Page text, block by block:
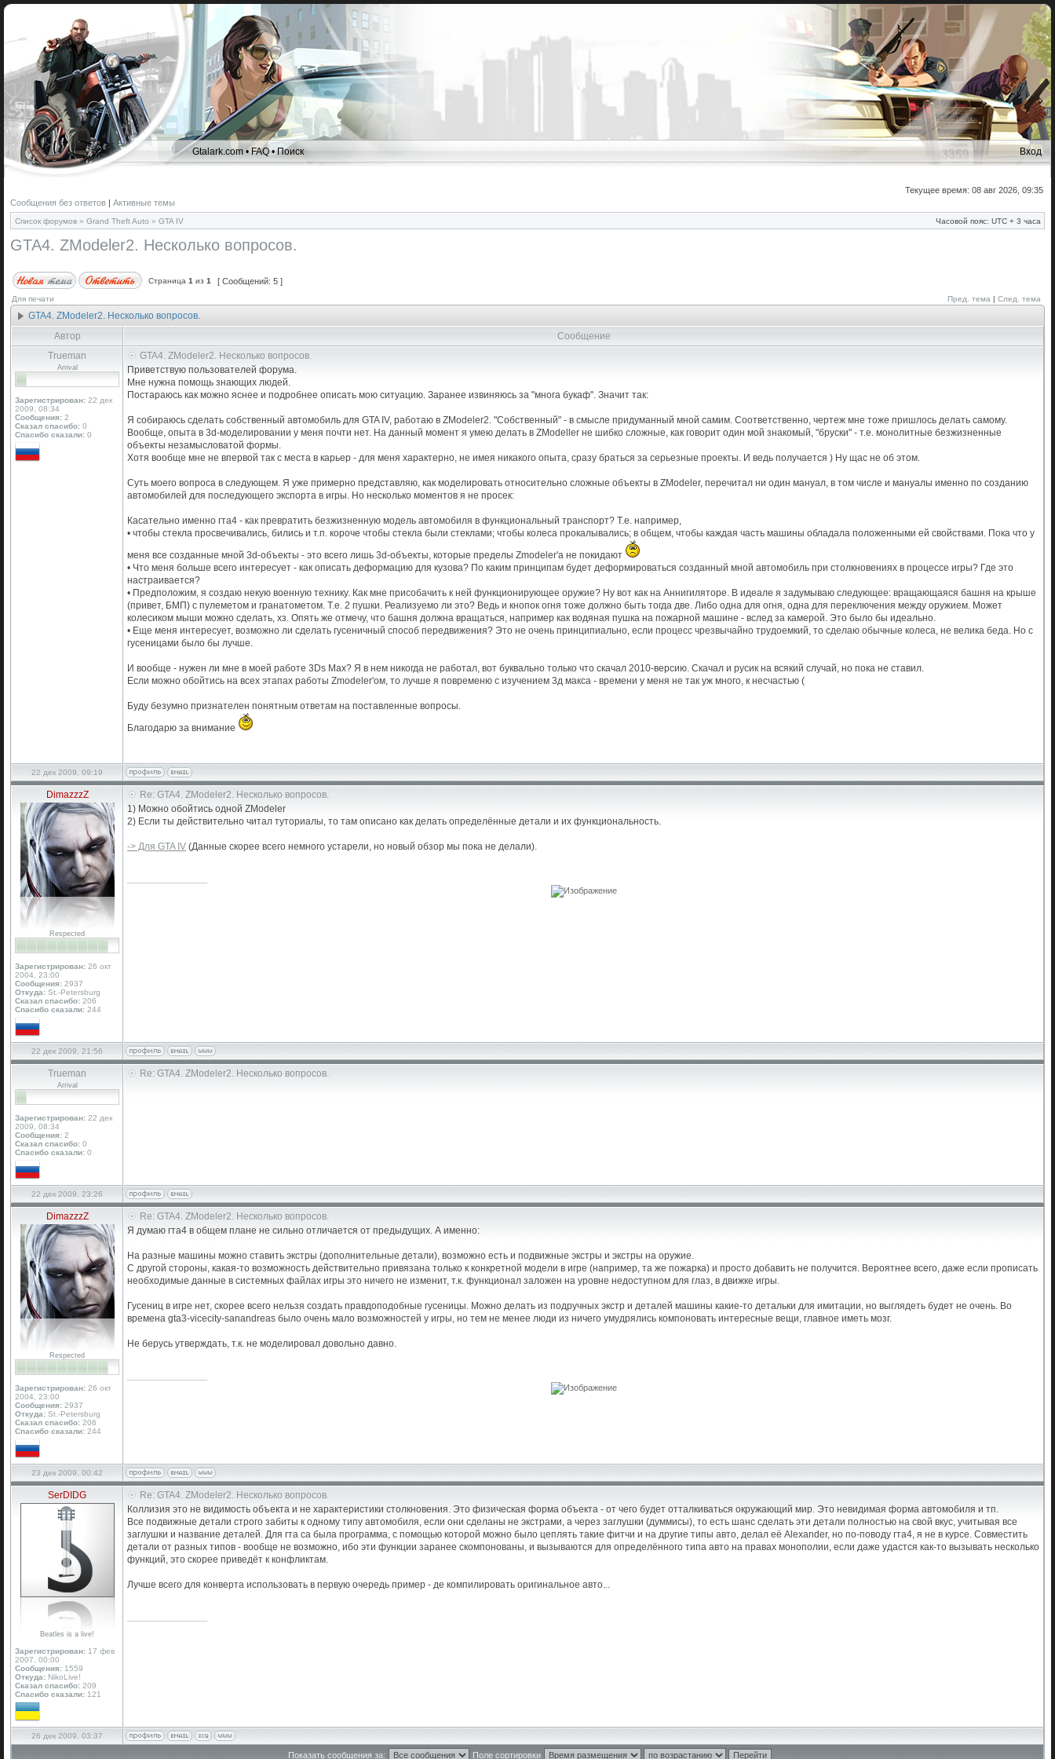
Gtalark.com •FAQ•Поиск Вход
Текущее время: 08 авг 2026, 09:35
Сообщения без ответов | Активные темы
Список форумов » Grand Theft Auto » GTA IV Часовой пояс: UTC + 3 часа
GTA4. ZModeler2. Несколько вопросов.
Страница 1 из 1 [ Сообщений: 5 ]
Для печати Пред. тема | След. тема
GTA4. ZModeler2. Несколько вопросов.
Автор
Сообщение
Trueman
Arrival
Зарегистрирован: 22 дек
2009, 08:34
Сообщения: 2
Сказал спасибо: 0
Спасибо сказали: 0
GTA4. ZModeler2. Несколько вопросов.
Приветствую пользователей форума.
Мне нужна помощь знающих людей.
Постараюсь как можно яснее и подробнее описать мою ситуацию. Заранее извиняюсь за "многа букаф". Значит так:
Я собираюсь сделать собственный автомобиль для GTA IV, работаю в ZModeler2. "Собственный" - в смысле придуманный мной самим. Соответственно, чертеж мне тоже пришлось делать самому.
Вообще, опыта в 3d-моделировании у меня почти нет. На данный момент я умею делать в ZModeller не шибко сложные, как говорит один мой знакомый, "бруски" - т.е. монолитные безжизненные
объекты незамысловатой формы.
Хотя вообще мне не впервой так с места в карьер - для меня характерно, не имея никакого опыта, сразу браться за серьезные проекты. И ведь получается ) Ну щас не об этом.
Суть моего вопроса в следующем. Я уже примерно представляю, как моделировать относительно сложные объекты в ZModeler, перечитал ни один мануал, в том числе и мануалы именно по созданию
автомобилей для последующего экспорта в игры. Но несколько моментов я не просек:
Касательно именно гта4 - как превратить безжизненную модель автомобиля в функциональный транспорт? Т.е. например,
• чтобы стекла просвечивались, бились и т.п. короче чтобы стекла были стеклами; чтобы колеса прокалывались; в общем, чтобы каждая часть машины обладала положенными ей свойствами. Пока что у
меня все созданные мной 3d-объекты - это всего лишь 3d-объекты, которые пределы Zmodeler'a не покидают
• Что меня больше всего интересует - как описать деформацию для кузова? По каким принципам будет деформироваться созданный мной автомобиль при столкновениях в процессе игры? Где это
настраивается?
• Предположим, я создаю некую военную технику. Как мне присобачить к ней функционирующее оружие? Ну вот как на Аннигиляторе. В идеале я задумываю следующее: вращающаяся башня на крыше
(привет, БМП) с пулеметом и гранатометом. Т.е. 2 пушки. Реализуемо ли это? Ведь и кнопок огня тоже должно быть тогда две. Либо одна для огня, одна для переключения между оружием. Может
колесиком мыши можно сделать, хз. Опять же отмечу, что башня должна вращаться, например как водяная пушка на пожарной машине - вслед за камерой. Это было бы идеально.
• Еще меня интересует, возможно ли сделать гусеничный способ передвижения? Это не очень принципиально, если процесс чрезвычайно трудоемкий, то сделаю обычные колеса, не велика беда. Но с
гусеницами было бы лучше.
И вообще - нужен ли мне в моей работе 3Ds Max? Я в нем никогда не работал, вот буквально только что скачал 2010-версию. Скачал и русик на всякий случай, но пока не ставил.
Если можно обойтись на всех этапах работы Zmodeler'ом, то лучше я повременю с изучением 3д макса - времени у меня не так уж много, к несчастью (
Буду безумно признателен понятным ответам на поставленные вопросы.
Благодарю за внимание
22 дек 2009, 09:19
DimazzzZ
Respected
Зарегистрирован: 26 окт
2004, 23:00
Сообщения: 2937
Откуда: St.-Petersburg
Сказал спасибо: 206
Спасибо сказали: 244
Re: GTA4. ZModeler2. Несколько вопросов.
1) Можно обойтись одной ZModeler
2) Если ты действительно читал туториалы, то там описано как делать определённые детали и их функциональность.
-> Для GTA IV (Данные скорее всего немного устарели, но новый обзор мы пока не делали).
22 дек 2009, 21:56
Trueman
Arrival
Зарегистрирован: 22 дек
2009, 08:34
Сообщения: 2
Сказал спасибо: 0
Спасибо сказали: 0
Re: GTA4. ZModeler2. Несколько вопросов.
22 дек 2009, 23:26
DimazzzZ
Respected
Зарегистрирован: 26 окт
2004, 23:00
Сообщения: 2937
Откуда: St.-Petersburg
Сказал спасибо: 206
Спасибо сказали: 244
Re: GTA4. ZModeler2. Несколько вопросов.
Я думаю гта4 в общем плане не сильно отличается от предыдущих. А именно:
На разные машины можно ставить экстры (дополнительные детали), возможно есть и подвижные экстры и экстры на оружие.
С другой стороны, какая-то возможность действительно привязана только к конкретной модели в игре (например, та же пожарка) и просто добавить не получится. Вероятнее всего, даже если прописать
необходимые данные в системных файлах игры это ничего не изменит, т.к. функционал заложен на уровне недоступном для глаз, в движке игры.
Гусениц в игре нет, скорее всего нельзя создать правдоподобные гусеницы. Можно делать из подручных экстр и деталей машины какие-то детальки для имитации, но выглядеть будет не очень. Во
времена gta3-vicecity-sanandreas было очень мало возможностей у игры, но тем не менее люди из ничего умудрялись компоновать интересные вещи, главное иметь мозг.
Не берусь утверждать, т.к. не моделировал довольно давно.
23 дек 2009, 00:42
SerDIDG
Beatles is a live!
Зарегистрирован: 17 фев
2007, 00:00
Сообщения: 1559
Откуда: NikoLive!
Сказал спасибо: 209
Спасибо сказали: 121
Re: GTA4. ZModeler2. Несколько вопросов.
Коллизия это не видимость объекта и не характеристики столкновения. Это физическая форма объекта - от чего будет отталкиваться окружающий мир. Это невидимая форма автомобиля и тп.
Все подвижные детали строго забиты к одному типу автомобиля, если они сделаны не экстрами, а через заглушки (думмисы), то есть шанс сделать эти детали полностью на свой вкус, учитывая все
заглушки и название деталей. Для гта са была программа, с помощью которой можно было цеплять такие фитчи и на другие типы авто, делал её Alexander, но по-поводу гта4, я не в курсе. Совместить
детали от разных типов - вообще не возможно, ибо эти функции заранее скомпонованы, и вызываются для определённого типа авто на правах монополии, если даже удастся как-то вызывать несколько
функций, это скорее приведёт к конфликтам.
Лучше всего для конверта использовать в первую очередь пример - де компилировать оригинальное авто...
26 дек 2009, 03:37
Показать сообщения за: Поле сортировки